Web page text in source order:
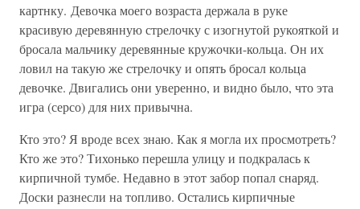
картнку. Девочка моего возраста держала в руке
красивую деревянную стрелочку с изогнутой рукояткой и
бросала мальчику деревянные кружочки-кольца. Он их
ловил на такую же стрелочку и опять бросал кольца
девочке. Двигались они уверенно, и видно было, что эта
игра (серсо) для них привычна.
Кто это? Я вроде всех знаю. Как я могла их просмотреть?
Кто же это? Тихонько перешла улицу и подкралась к
кирпичной тумбе. Недавно в этот забор попал снаряд.
Доски разнесли на топливо. Остались кирпичные